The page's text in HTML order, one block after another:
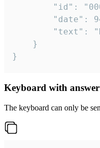
}
Keyboard with
The keyboard can only be